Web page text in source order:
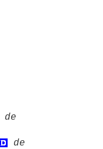
de
de